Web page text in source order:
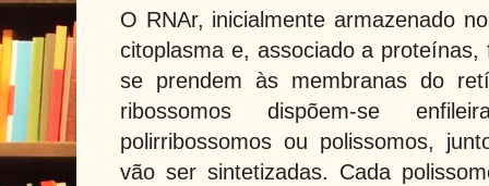
O RNAr, inicialmente armazenado
citoplasma e, associado a
se prendem às membranas do
ribossomos dispõem-se
polirribossomos ou polissomos,
vão ser sintetizadas. Cada